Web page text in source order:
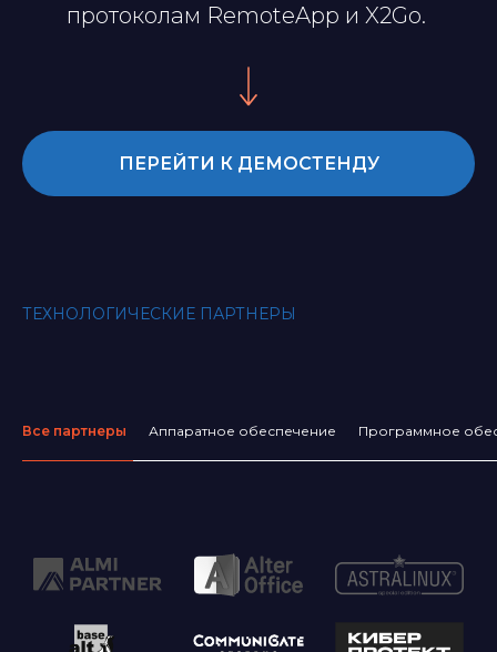
протоколам RemoteApp и X2Go.
ПЕРЕЙТИ К ДЕМОСТЕНДУ
ТЕХНОЛОГИЧЕСКИЕ ПАРТНЕРЫ
Все партнеры Аппаратное обеспечение Программное